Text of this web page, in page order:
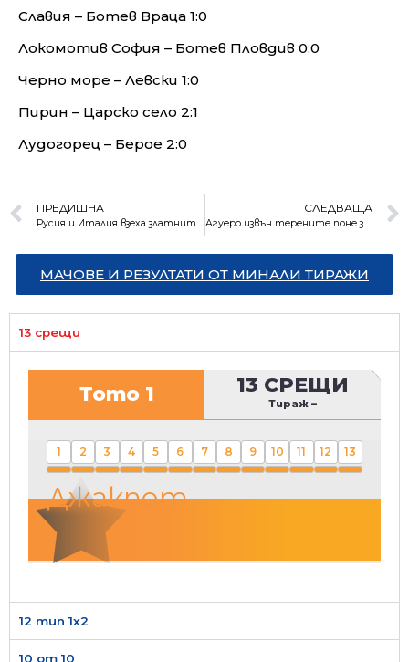
Славия – Ботев Враца 1:0
Локомотив София – Ботев Пловдив 0:0
Черно море – Левски 1:0
Пирин – Царско село 2:1
Лудогорец – Берое 2:0
ПРЕДИШНА
Русия и Италия взеха златните медали при ансамблите на Световното първенство
СЛЕДВАЩА
Агуеро извън терените поне за три месеца със сърдечен проблем
МАЧОВЕ И РЕЗУЛТАТИ ОТ МИНАЛИ ТИРАЖИ
13 срещи
Тото 1 13 СРЕЩИ
Тираж –
1 2 3 4 5 6 7 8 9 10 11 12 13
Джакпот
12 тип 1х2
10 от 10